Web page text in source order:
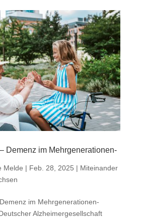
Demenz im Mehrgenerationen-
Melde | Feb. 28, 2025 | Miteinander
im Mehrgenerationen-
Alzheimergesellschaft